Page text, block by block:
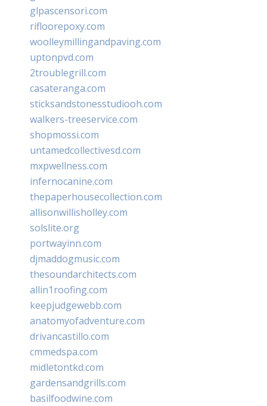
glpascensori.com
rifloorepoxy.com
woolleymillingandpaving.com
uptonpvd.com
2troublegrill.com
casateranga.com
sticksandstonesstudiooh.com
walkers-treeservice.com
shopmossi.com
untamedcollectivesd.com
mxpwellness.com
infernocanine.com
thepaperhousecollection.com
allisonwillisholley.com
solslite.org
portwayinn.com
djmaddogmusic.com
thesoundarchitects.com
allin1roofing.com
keepjudgewebb.com
anatomyofadventure.com
drivancastillo.com
cmmedspa.com
midletontkd.com
gardensandgrills.com
basilfoodwine.com